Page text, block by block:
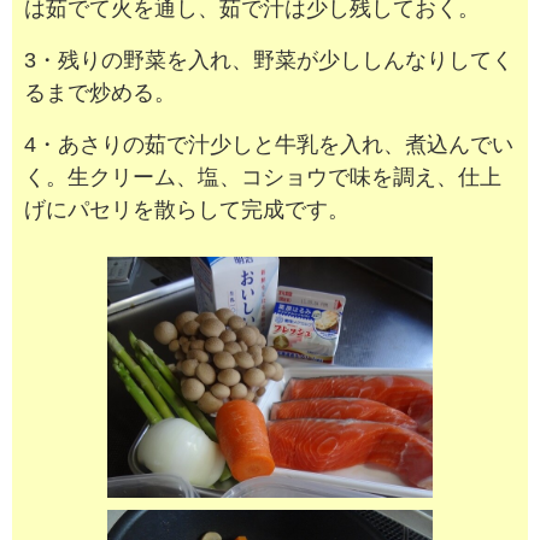
は茹でて火を通し、茹で汁は少し残しておく。
3・残りの野菜を入れ、野菜が少ししんなりしてく
るまで炒める。
4・あさりの茹で汁少しと牛乳を入れ、煮込んでい
く。生クリーム、塩、コショウで味を調え、仕上
げにパセリを散らして完成です。